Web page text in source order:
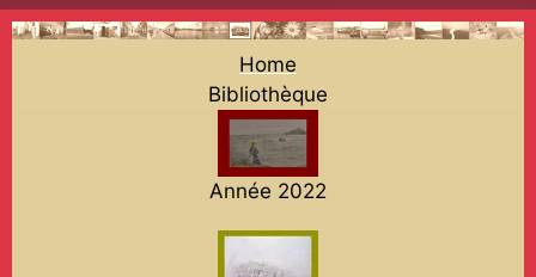
Home
Bibliothèque
Année 2022